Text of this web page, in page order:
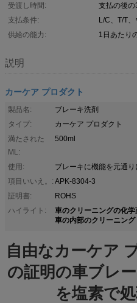
受渡し時間:
支払の後の
支払条件:
L/C、T/T
供給の能力:
1日あたり
説明
カーケア プロダクト
製品名:
ブレーキ洗剤
タイプ:
カーケア プロダクト
満たされた
ML:
500ml
使用:
ブレーキに機能を元通
項目いいえ。: APK-8304-3
証明書:
ROHS
ハイライト:
車のクリーニングの化
車の内部のクリーニング
自由なカーケア
の証明の車ブレ
を塩素で